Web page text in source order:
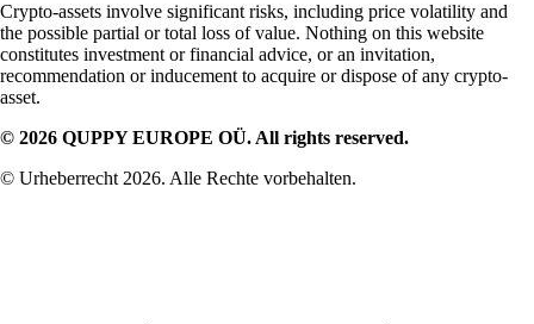
Crypto-assets involve significant risks, including price volatility and
the possible partial or total loss of value. Nothing on this website
constitutes investment or financial advice, or an invitation,
recommendation or inducement to acquire or dispose of any crypto-
asset.
© 2026 QUPPY EUROPE OÜ. All rights reserved.
© Urheberrecht 2026. Alle Rechte vorbehalten.